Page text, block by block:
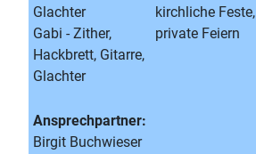
Glachter
Gabi - Zither,
Hackbrett, Gitarre,
Glachter
kirchliche Feste,
private Feiern
Ansprechpartner:
Birgit Buchwieser